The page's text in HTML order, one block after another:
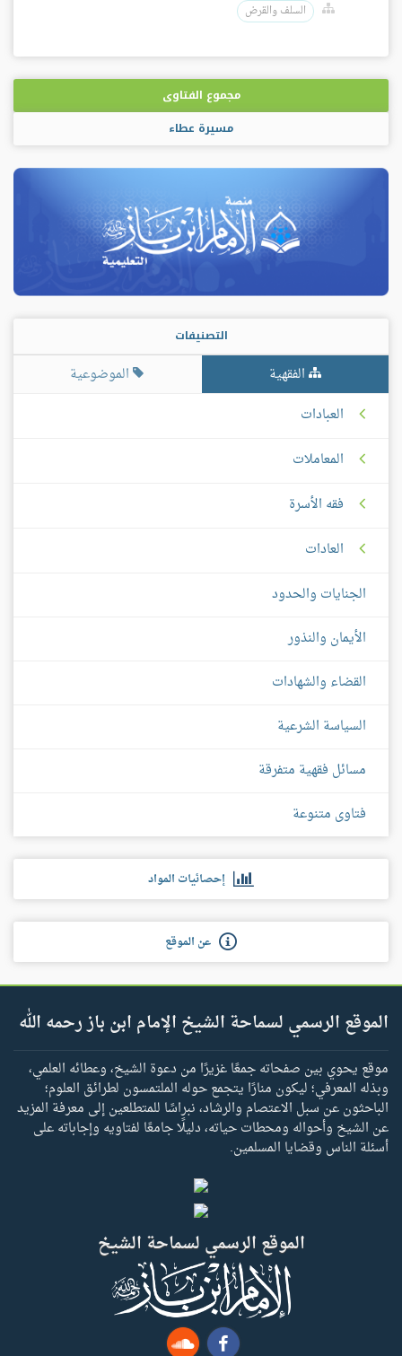
السلف والقرض
مجموع الفتاوى
مسيرة عطاء
التصنيفات
الفقهية
الموضوعية
العبادات
المعاملات
فقه الأسرة
العادات
الجنايات والحدود
الأيمان والنذور
القضاء والشهادات
السياسة الشرعية
مسائل فقهية متفرقة
فتاوى متنوعة
إحصائيات المواد
عن الموقع
الموقع الرسمي لسماحة الشيخ الإمام ابن باز رحمه الله
موقع يحوي بين صفحاته جمعًا غزيرًا من دعوة الشيخ، وعطائه العلمي،
وبذله المعرفي؛ ليكون منارًا يتجمع حوله الملتمسون لطرائق العلوم؛
الباحثون عن سبل الاعتصام والرشاد، نبراسًا للمتطلعين إلى معرفة المزيد
عن الشيخ وأحواله ومحطات حياته، دليلًا جامعًا لفتاويه وإجاباته على
أسئلة الناس وقضايا المسلمين.
الموقع الرسمي لسماحة الشيخ